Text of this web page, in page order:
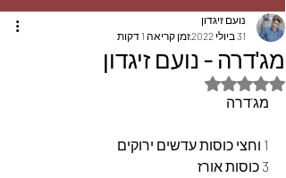
מג'דרה - נועם זיגדון
נועם זיגדון
31 ביולי 2022
זמן קריאה 1 דקות
דירוג של NaN מתוך 5 כוכבים
מג'דרה
1 וחצי כוסות עדשים ירוקים
3 כוסות אורז